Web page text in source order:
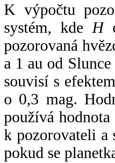
K výpočtu
systém, kde H
pozorovaná
a 1 au od
souvisí s
o 0,3 mag.
používá
k pozorovateli a
pokud se